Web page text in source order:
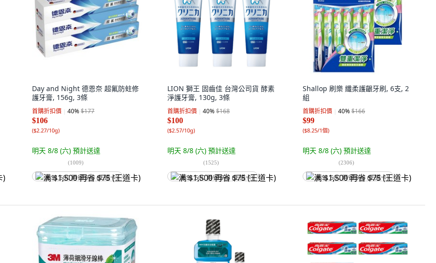
Day and Night 德恩奈 超氟防蛀修
護牙膏, 156g, 3條
首購折扣價 40%$177
$106
($2.27/10g)
明天 8/8 (六) 預計送達
(1009)
满 $1,500 再省 $75 (王道卡)
LION 獅王 固齒佳 台灣公司貨 酵素
淨護牙膏, 130g, 3條
首購折扣價 40%$168
$100
($2.57/10g)
明天 8/8 (六) 預計送達
(1525)
满 $1,500 再省 $75 (王道卡)
Shallop 刷樂 纖柔護齦牙刷, 6支, 2
組
首購折扣價 40%$166
$99
($8.25/1個)
明天 8/8 (六) 預計送達
(2306)
满 $1,500 再省 $75 (王道卡)